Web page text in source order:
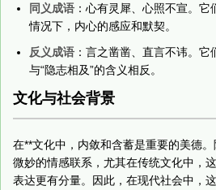
同义成语 ：心有灵犀、心照不宣。
情况下，内心的感应和默契。
反义成语 ：言之凿凿、直言不讳。它
与“隐志相及”的含义相反。
文化与社会背景
在**文化中，内敛和含蓄是重要的美德
微妙的情感联系，尤其在传统文化中，
表达更有分量。因此，在现代社会中，